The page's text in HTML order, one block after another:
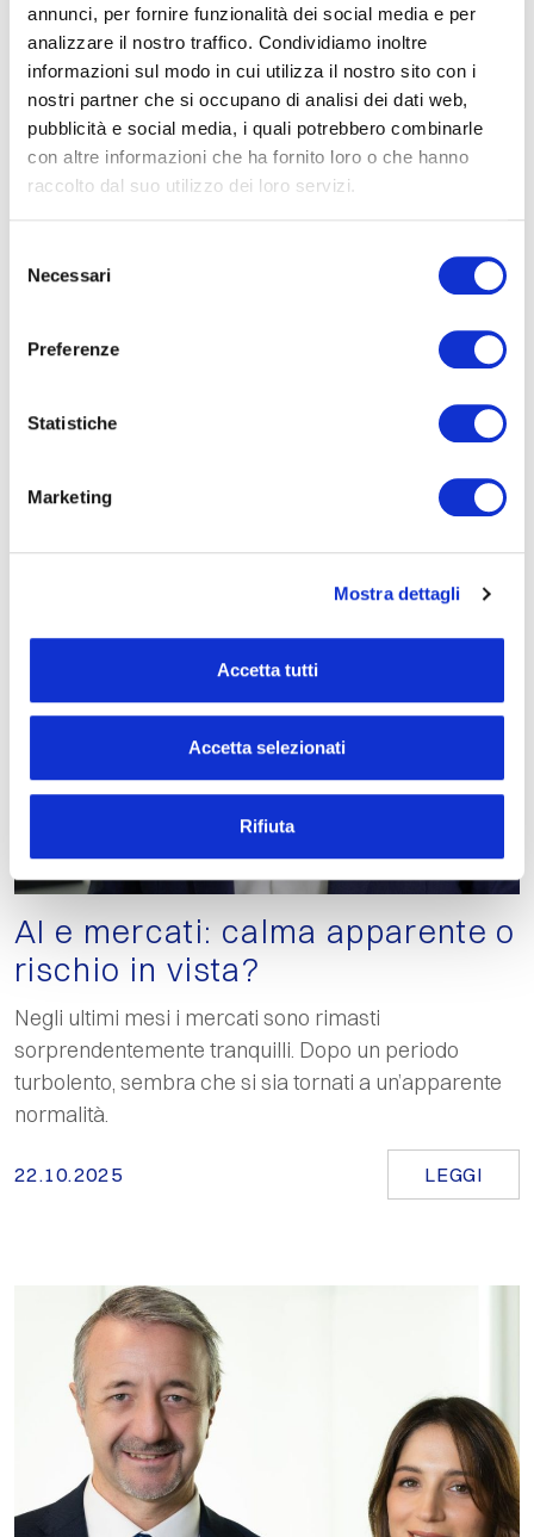
annunci, per fornire funzionalità dei social media e per
analizzare il nostro traffico. Condividiamo inoltre
informazioni sul modo in cui utilizza il nostro sito con i
nostri partner che si occupano di analisi dei dati web,
pubblicità e social media, i quali potrebbero combinarle
con altre informazioni che ha fornito loro o che hanno
raccolto dal suo utilizzo dei loro servizi.
delNecessari
Preferenze
Statistiche
Marketing
Mostra dettagli
Accetta tutti
Accetta selezionati
Rifiuta
Mercati 2026: più maratona che
sprint
Dopo un 2025 sostenuto da entusiasmo e liquidità, il
27.01.2026 LEGGI
AI e mercati: calma apparente o
rischio in vista?
Negli ultimi mesi i mercati sono rimasti
sorprendentemente tranquilli. Dopo un periodo
turbolento, sembra che si sia tornati a un’apparente
normalità.
22.10.2025 LEGGI